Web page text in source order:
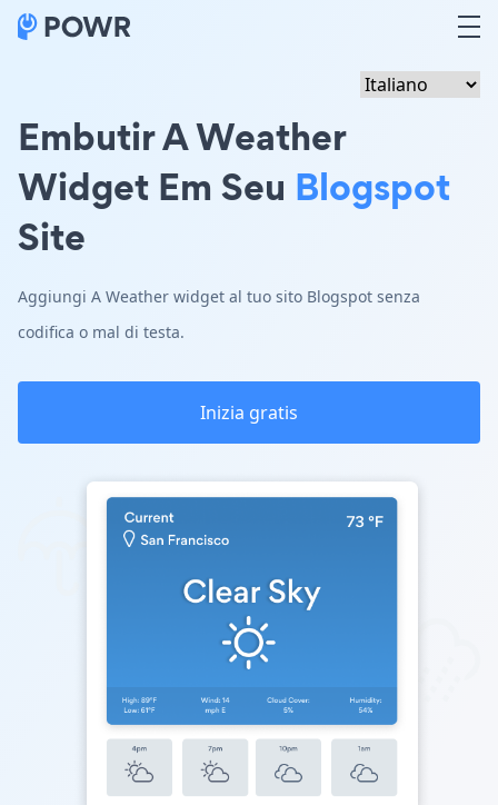
Embutir A Weather
Widget Em Seu Blogspot
Site
Aggiungi A Weather widget al tuo sito Blogspot senza
codifica o mal di testa.
Inizia gratis